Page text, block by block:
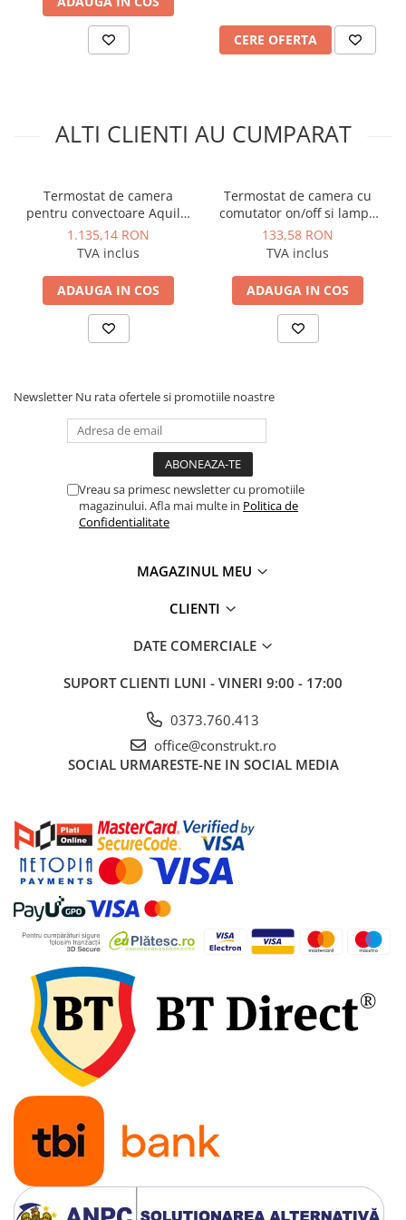
CERE OFERTA
ALTI CLIENTI AU CUMPARAT
Termostat de camera
pentru convectoare Aquilo,
Purmo PER-07
1.135,14 RON
TVA inclus
ADAUGA IN COS
Termostat de camera cu
comutator on/off si lampa
semnalizare pentru
convectoare Radox model
133,58 RON
TVA inclus
ADAUGA IN COS
Newsletter Nu rata ofertele si promotiile noastre
Vreau sa primesc newsletter cu promotiile
magazinului. Afla mai multe in Politica de
Confidentialitate
MAGAZINUL MEU
CLIENTI
DATE COMERCIALE
SUPORT CLIENTI LUNI - VINERI 9:00 - 17:00
0373.760.413
office@construkt.ro
SOCIAL URMARESTE-NE IN SOCIAL MEDIA